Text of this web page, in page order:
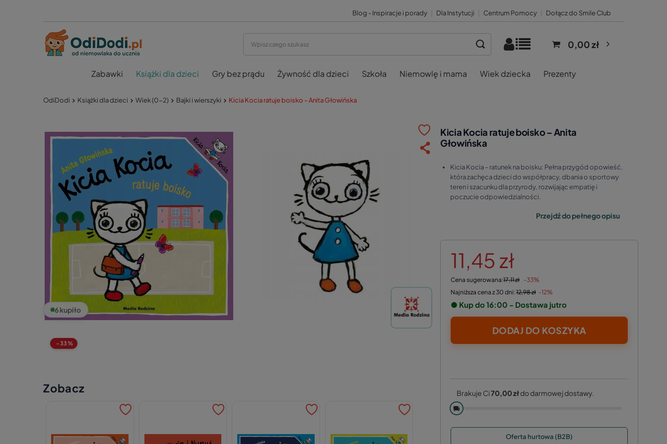
Blog - Inspiracje i porady Dla Instytucji Centrum Pomocy Dołącz do Smile Club
0,00 zł
Zabawki Książki dla dzieci Gry bez prądu Żywność dla dzieci Szkoła Niemowlę i mama Wiek dziecka Prezenty
OdiDodi Książki dla dzieci Wiek (0-2) Bajki i wierszyki Kicia Kocia ratuje boisko – Anita Głowińska
6 kupiło
-33%
Kicia Kocia ratuje boisko – Anita
Głowińska
Kicia Kocia – ratunek na boisku: Pełna przygód opowieść,
która zachęca dzieci do współpracy, dbania o sportowy
teren i szacunku dla przyrody, rozwijając empatię i
poczucie odpowiedzialności.
Przejdź do pełnego opisu
11,45 zł
Cena sugerowana:17,11 zł -33%
Najniższa cena z 30 dni:12,98 zł -12%
● Kup do 16:00 - Dostawa jutro
DODAJ DO KOSZYKA
Brakuje Ci70,00 złdo darmowej dostawy.
🚚
Oferta hurtowa (B2B)
Zobacz